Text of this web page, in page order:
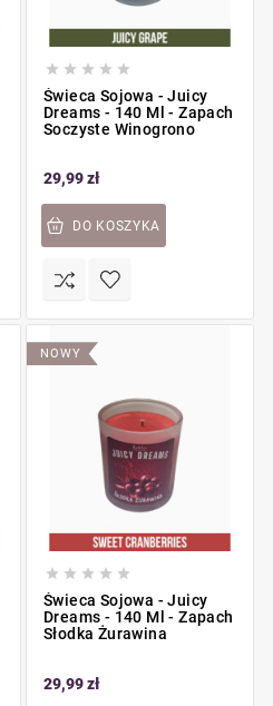
    
Świeca Sojowa - Juicy
Dreams - 140 Ml - Zapach
Soczyste Winogrono
29,99 zł
DO KOSZYKA
NOWY
    
Świeca Sojowa - Juicy
Dreams - 140 Ml - Zapach
Słodka Żurawina
29,99 zł